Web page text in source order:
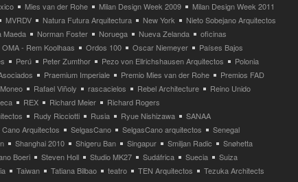
Mies van der Rohe Milan Design Week 2009
Milan Design Week 2011
MVRDV Natura Futura Arquitectura New York
Nieto Sobejano Arquitectos
Maeda Norman Foster Noruega Nueva Zelanda
oficinas
OMA - Rem Koolhaas Ordos 100 Oscar Niemeyer
Países Bajos
Perú Peter Zumthor Pezo von Ellrichshausen Arquitectos
Polonia
Praemium Imperiale Premio Mies van der Rohe
Premios FAD
Rafael Viñoly rascacielos Rebel Architecture
Reino Unido
REX Richard Meier
Richard Rogers
Rudy Ricciotti Rusia Ryue Nishizawa
SANAA
Arquitectos SelgasCano SelgasCano arquitectos
Senegal
Shanghai 2010 Shigeru Ban Singapur Smiljan Radic
Snøhetta
Boeri Steven Holl Studio MK27 Sudáfrica Suecia
Suiza
Taiwan Tatiana Bilbao teatro TEN Arquitectos
Tezuka Architects